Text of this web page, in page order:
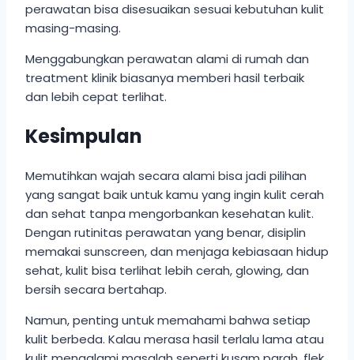
perawatan bisa disesuaikan sesuai kebutuhan kulit
masing-masing.
Menggabungkan perawatan alami di rumah dan
treatment klinik biasanya memberi hasil terbaik
dan lebih cepat terlihat.
Kesimpulan
Memutihkan wajah secara alami bisa jadi pilihan
yang sangat baik untuk kamu yang ingin kulit cerah
dan sehat tanpa mengorbankan kesehatan kulit.
Dengan rutinitas perawatan yang benar, disiplin
memakai sunscreen, dan menjaga kebiasaan hidup
sehat, kulit bisa terlihat lebih cerah, glowing, dan
bersih secara bertahap.
Namun, penting untuk memahami bahwa setiap
kulit berbeda. Kalau merasa hasil terlalu lama atau